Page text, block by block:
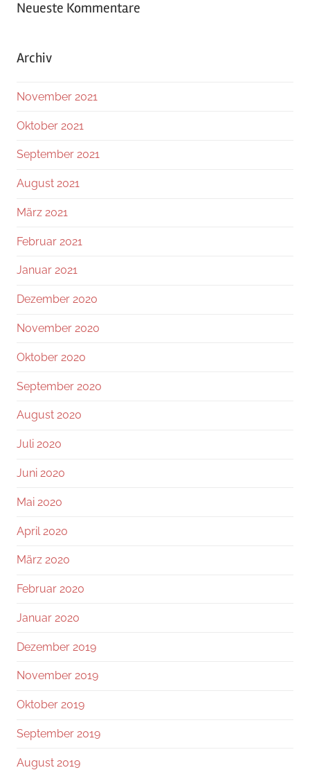
Neueste Kommentare
Archiv
November 2021
Oktober 2021
September 2021
August 2021
März 2021
Februar 2021
Januar 2021
Dezember 2020
November 2020
Oktober 2020
September 2020
August 2020
Juli 2020
Juni 2020
Mai 2020
April 2020
März 2020
Februar 2020
Januar 2020
Dezember 2019
November 2019
Oktober 2019
September 2019
August 2019